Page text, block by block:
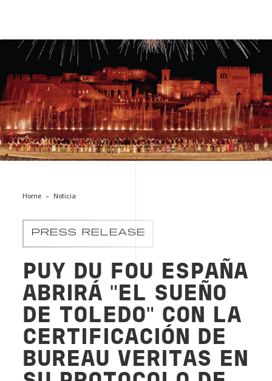
Puy du Fou España
Home Noticia
PRESS RELEASE
PUY DU FOU ESPAÑA
ABRIRÁ "EL SUEÑO
DE TOLEDO" CON LA
CERTIFICACIÓN DE
BUREAU VERITAS EN